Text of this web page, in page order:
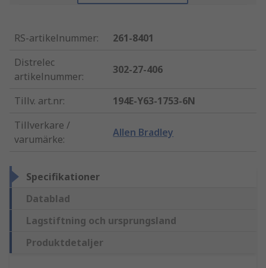
RS-artikelnummer:
261-8401
Distrelec
artikelnummer:
302-27-406
Tillv. art.nr:
194E-Y63-1753-6N
Tillverkare /
varumärke:
Allen Bradley
Specifikationer
Datablad
Lagstiftning och ursprungsland
Produktdetaljer